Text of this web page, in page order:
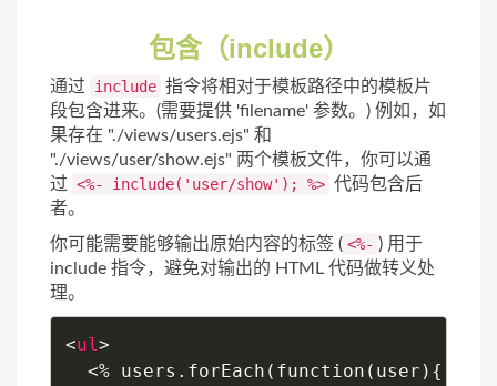
包含（include）
通过 include 指令将相对于模板路径中的模板片
段包含进来。(需要提供 'filename' 参数。) 例如，如
果存在 "./views/users.ejs" 和
"./views/user/show.ejs" 两个模板文件，你可以通
过 <%- include('user/show'); %> 代码包含后
者。
你可能需要能够输出原始内容的标签 ( <%- ) 用于
include 指令，避免对输出的 HTML 代码做转义处
理。
<ul>
  <% users.forEach(function(user){ %>